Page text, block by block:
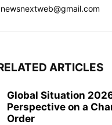
newsnextweb@gmail.com
ARTICLES
Global Situation
Perspective on a
Order